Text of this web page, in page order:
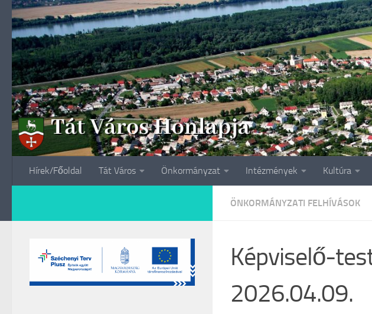
Skip to content
Hírek/Főoldal Tát Város Önkormányzat Intézmények Kultúra
ÖNKORMÁNYZATI FELHÍVÁSOK
Képviselő-
2026.04.09.